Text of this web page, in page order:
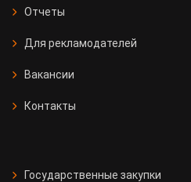
Отчеты
Для рекламодателей
Вакансии
Контакты
Государственные закупки